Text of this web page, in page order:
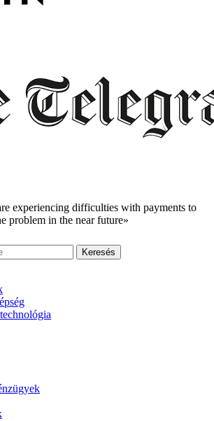
experiencing difficulties with payments to
problem in the near future»
Keresés